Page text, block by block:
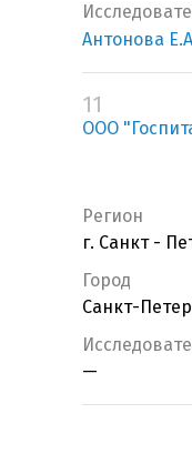
Антонова Е.А
11
ООО
Регион
г. Санкт -
Город
Санкт-
—